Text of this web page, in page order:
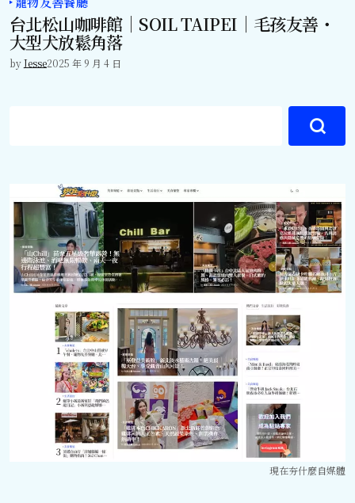
台北松山咖啡館｜SOIL TAIPEI｜毛孩友善・
大型犬放鬆角落
byJesse2025 年 9 月 4 日
現在夯什麼自媒體